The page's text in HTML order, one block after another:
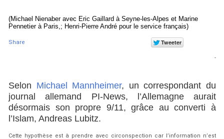
(Michael Nienaber avec Eric Gaillard à Seyne-les-Alpes et Marine
Pennetier à Paris,; Henri-Pierre André pour le service français)
Share
-
Selon Michael Mannheimer, un correspondant du
journal allemand PI-News, l’Allemagne aurait
désormais son propre 9/11, grâce au converti à
l’Islam, Andreas Lubitz.
Cette hypothèse est à prendre avec circonspection car l’information n’est